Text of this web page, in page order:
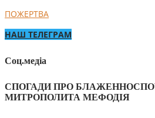
ПОЖЕРТВА
НАШ ТЕЛЕГРАМ
Соц.медіа
СПОГАДИ ПРО
МИТРОПОЛИТА МЕФОДІЯ